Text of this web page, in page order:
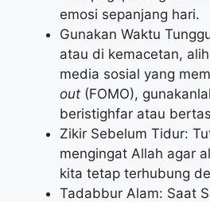
emosi sepanjang hari.
Gunakan Waktu
atau di kemacetan,
media sosial yang
out (FOMO),
beristighfar atau
Zikir Sebelum Tidur:
mengingat Allah agar
kita tetap terhubung
Tadabbur Alam: Saat